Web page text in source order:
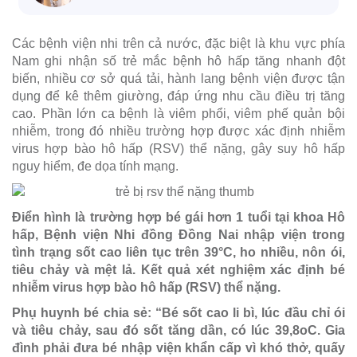
Các bệnh viện nhi trên cả nước, đặc biệt là khu vực phía
Nam ghi nhận số trẻ mắc bệnh hô hấp tăng nhanh đột
biến, nhiều cơ sở quá tải, hành lang bệnh viện được tận
dụng để kê thêm giường, đáp ứng nhu cầu điều trị tăng
cao. Phần lớn ca bệnh là viêm phổi, viêm phế quản bội
nhiễm, trong đó nhiều trường hợp được xác định nhiễm
virus hợp bào hô hấp (RSV) thể nặng, gây suy hô hấp
nguy hiểm, đe dọa tính mạng.
Điển hình là trường hợp bé gái hơn 1 tuổi tại khoa Hô
hấp, Bệnh viện Nhi đồng Đồng Nai nhập viện trong
tình trạng sốt cao liên tục trên 39°C, ho nhiều, nôn ói,
tiêu chảy và mệt lả. Kết quả xét nghiệm xác định bé
nhiễm virus hợp bào hô hấp (RSV) thể nặng.
Phụ huynh bé chia sẻ: “Bé sốt cao li bì, lúc đầu chỉ ói
và tiêu chảy, sau đó sốt tăng dần, có lúc 39,8oC. Gia
đình phải đưa bé nhập viện khẩn cấp vì khó thở, quấy